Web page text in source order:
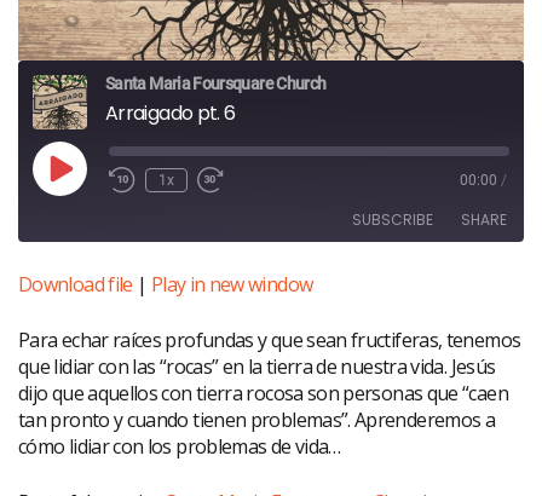
Santa Maria Foursquare Church
Arraigado pt. 6
Play
Episode
1x 00:00 /
SUBSCRIBE SHARE
SHARE
LINK
EMBED
Download file | Play in new window
Para echar raíces profundas y que sean fructiferas, tenemos
que lidiar con las “rocas” en la tierra de nuestra vida. Jesús
dijo que aquellos con tierra rocosa son personas que “caen
tan pronto y cuando tienen problemas”. Aprenderemos a
cómo lidiar con los problemas de vida…